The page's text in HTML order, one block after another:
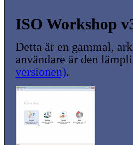
ISO Workshop
Detta är en gammal,
användare är den
versionen).